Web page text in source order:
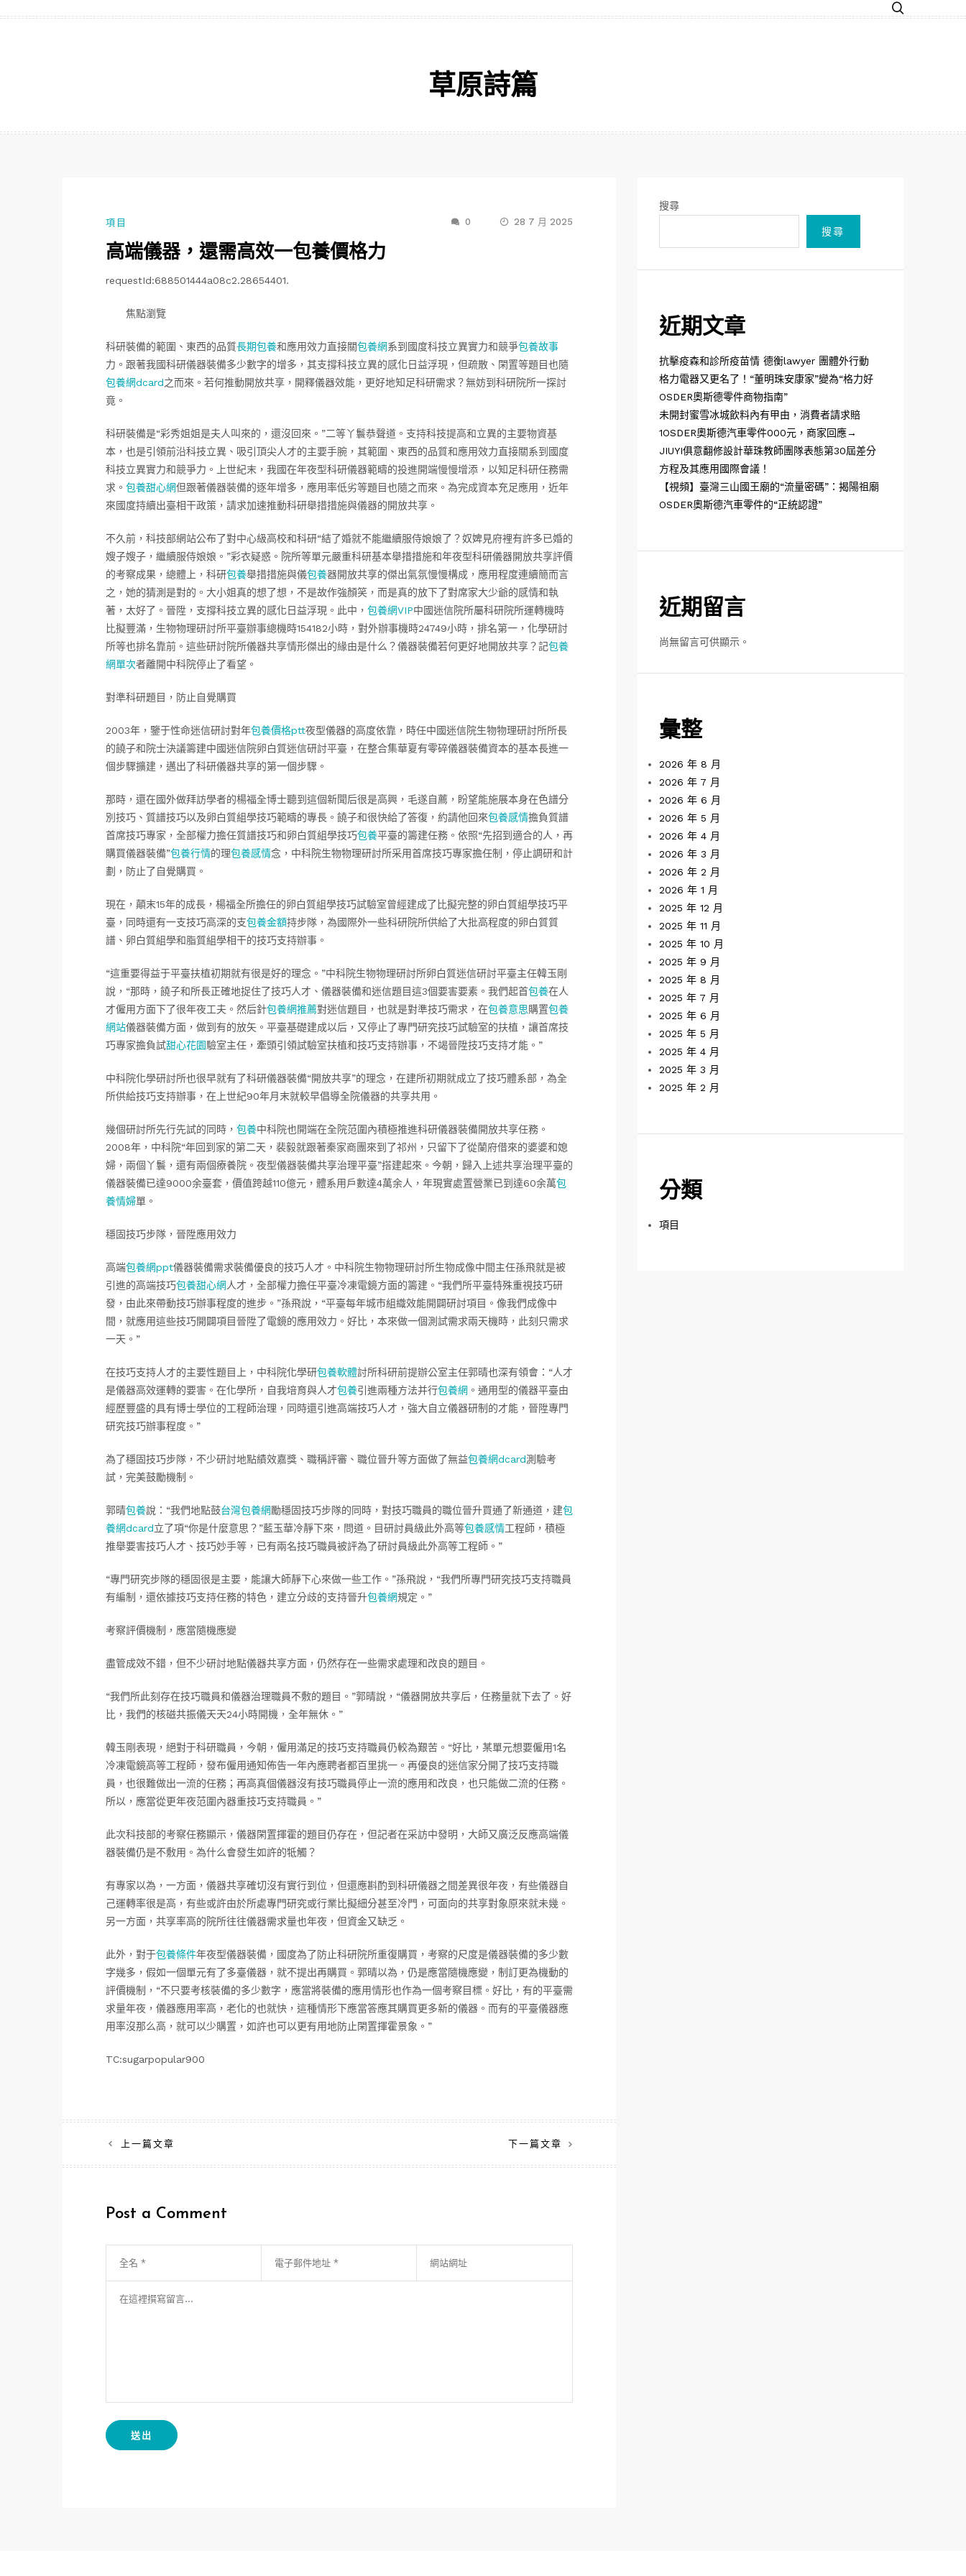
草原詩篇
項目 0 28 7 月 2025
高端儀器，還需高效一包養價格力
requestId:688501444a08c2.28654401.
焦點瀏覽
科研裝備的範圍、東西的品質長期包養和應用效力直接關包養網系到國度科技立異實力和競爭包養故事
力。跟著我國科研儀器裝備多少數字的增多，其支撐科技立異的感化日益浮現，但疏散、閑置等題目也隨
包養網dcard之而來。若何推動開放共享，開釋儀器效能，更好地知足科研需求？無妨到科研院所一探討
竟。
科研裝備是“彩秀姐姐是夫人叫來的，還沒回來。”二等丫鬟恭聲道。支持科技提高和立異的主要物資基
本，也是引領前沿科技立異、吸引頂尖人才的主要手腕，其範圍、東西的品質和應用效力直接關系到國度
科技立異實力和競爭力。上世紀末，我國在年夜型科研儀器範疇的投進開端慢慢增添，以知足科研任務需
求。 包養甜心網但跟著儀器裝備的逐年增多，應用率低劣等題目也隨之而來。為完成資本充足應用，近年
來國度持續出臺相干政策，請求加速推動科研舉措措施與儀器的開放共享。
不久前，科技部網站公布了對中心級高校和科研“結了婚就不能繼續服侍娘娘了？奴婢見府裡有許多已婚的
嫂子嫂子，繼續服侍娘娘。”彩衣疑惑。院所等單元嚴重科研基本舉措措施和年夜型科研儀器開放共享評價
的考察成果，總體上，科研包養舉措措施與儀包養器開放共享的傑出氣氛慢慢構成，應用程度連續簡而言
之，她的猜測是對的。大小姐真的想了想，不是故作強顏笑，而是真的放下了對席家大少爺的感情和執
著，太好了。晉陞，支撐科技立異的感化日益浮現。此中， 包養網VIP中國迷信院所屬科研院所運轉機時
比擬豐滿，生物物理研討所平臺辦事總機時154182小時，對外辦事機時24749小時，排名第一，化學研討
所等也排名靠前。這些研討院所儀器共享情形傑出的緣由是什么？儀器裝備若何更好地開放共享？記包養
網單次者離開中科院停止了看望。
對準科研題目，防止自覺購買
2003年，鑒于性命迷信研討對年包養價格ptt夜型儀器的高度依靠，時任中國迷信院生物物理研討所所長
的饒子和院士決議籌建中國迷信院卵白質迷信研討平臺，在整合集華夏有零碎儀器裝備資本的基本長進一
個步驟擴建，邁出了科研儀器共享的第一個步驟。
那時，還在國外做拜訪學者的楊福全博士聽到這個新聞后很是高興，毛遂自薦，盼望能施展本身在色譜分
別技巧、質譜技巧以及卵白質組學技巧範疇的專長。饒子和很快給了答復，約請他回來包養感情擔負質譜
首席技巧專家，全部權力擔任質譜技巧和卵白質組學技巧包養平臺的籌建任務。依照“先招到適合的人，再
購買儀器裝備”包養行情的理包養感情念，中科院生物物理研討所采用首席技巧專家擔任制，停止調研和計
劃，防止了自覺購買。
現在，顛末15年的成長，楊福全所擔任的卵白質組學技巧試驗室曾經建成了比擬完整的卵白質組學技巧平
臺，同時還有一支技巧高深的支包養金額持步隊，為國際外一些科研院所供給了大批高程度的卵白質質
譜、卵白質組學和脂質組學相干的技巧支持辦事。
“這重要得益于平臺扶植初期就有很是好的理念。”中科院生物物理研討所卵白質迷信研討平臺主任韓玉剛
說，“那時，饒子和所長正確地捉住了技巧人才、儀器裝備和迷信題目這3個要害要素。我們起首包養在人
才僱用方面下了很年夜工夫。然后針包養網推薦對迷信題目，也就是對準技巧需求，在包養意思購置包養
網站儀器裝備方面，做到有的放矢。平臺基礎建成以后，又停止了專門研究技巧試驗室的扶植，讓首席技
巧專家擔負試甜心花園驗室主任，牽頭引領試驗室扶植和技巧支持辦事，不竭晉陞技巧支持才能。”
中科院化學研討所也很早就有了科研儀器裝備“開放共享”的理念，在建所初期就成立了技巧體系部，為全
所供給技巧支持辦事，在上世紀90年月末就較早倡導全院儀器的共享共用。
幾個研討所先行先試的同時， 包養中科院也開端在全院范圍內積極推進科研儀器裝備開放共享任務。
2008年，中科院“年回到家的第二天，裴毅就跟著秦家商團來到了祁州，只留下了從蘭府借來的婆婆和媳
婦，兩個丫鬟，還有兩個療養院。夜型儀器裝備共享治理平臺”搭建起來。今朝，歸入上述共享治理平臺的
儀器裝備已達9000余臺套，價值跨越110億元，體系用戶數達4萬余人，年現實處置營業已到達60余萬包
養情婦單。
穩固技巧步隊，晉陞應用效力
高端包養網ppt儀器裝備需求裝備優良的技巧人才。中科院生物物理研討所生物成像中間主任孫飛就是被
引進的高端技巧包養甜心網人才，全部權力擔任平臺冷凍電鏡方面的籌建。“我們所平臺特殊重視技巧研
發，由此來帶動技巧辦事程度的進步。”孫飛說，“平臺每年城市組織效能開闢研討項目。像我們成像中
間，就應用這些技巧開闢項目晉陞了電鏡的應用效力。好比，本來做一個測試需求兩天機時，此刻只需求
一天。”
在技巧支持人才的主要性題目上，中科院化學研包養軟體討所科研前提辦公室主任郭晴也深有領會：“人才
是儀器高效運轉的要害。在化學所，自我培育與人才包養引進兩種方法并行包養網 。通用型的儀器平臺由
經歷豐盛的具有博士學位的工程師治理，同時還引進高端技巧人才，強大自立儀器研制的才能，晉陞專門
研究技巧辦事程度。”
為了穩固技巧步隊，不少研討地點績效嘉獎、職稱評審、職位晉升等方面做了無益包養網dcard測驗考
試，完美鼓勵機制。
郭晴包養說：“我們地點鼓台灣包養網勵穩固技巧步隊的同時，對技巧職員的職位晉升買通了新通道，建包
養網dcard立了項“你是什麼意思？”藍玉華冷靜下來，問道。目研討員級此外高等包養感情工程師，積極
推舉要害技巧人才、技巧妙手等，已有兩名技巧職員被評為了研討員級此外高等工程師。”
“專門研究步隊的穩固很是主要，能讓大師靜下心來做一些工作。”孫飛說，“我們所專門研究技巧支持職員
有編制，還依據技巧支持任務的特色，建立分歧的支持晉升包養網規定。”
考察評價機制，應當隨機應變
盡管成效不錯，但不少研討地點儀器共享方面，仍然存在一些需求處理和改良的題目。
“我們所此刻存在技巧職員和儀器治理職員不敷的題目。”郭晴說，“儀器開放共享后，任務量就下去了。好
比，我們的核磁共振儀天天24小時開機，全年無休。”
韓玉剛表現，絕對于科研職員，今朝，僱用滿足的技巧支持職員仍較為艱苦。“好比，某單元想要僱用1名
冷凍電鏡高等工程師，發布僱用通知佈告一年內應聘者都百里挑一。再優良的迷信家分開了技巧支持職
員，也很難做出一流的任務；再高真個儀器沒有技巧職員停止一流的應用和改良，也只能做二流的任務。
所以，應當從更年夜范圍內器重技巧支持職員。”
此次科技部的考察任務顯示，儀器閑置揮霍的題目仍存在，但記者在采訪中發明，大師又廣泛反應高端儀
器裝備仍是不敷用。為什么會發生如許的牴觸？
有專家以為，一方面，儀器共享確切沒有實行到位，但還應斟酌到科研儀器之間差異很年夜，有些儀器自
己運轉率很是高，有些或許由於所處專門研究或行業比擬細分甚至冷門，可面向的共享對象原來就未幾。
另一方面，共享率高的院所往往儀器需求量也年夜，但資金又缺乏。
此外，對于包養條件年夜型儀器裝備，國度為了防止科研院所重復購買，考察的尺度是儀器裝備的多少數
字幾多，假如一個單元有了多臺儀器，就不提出再購買。郭晴以為，仍是應當隨機應變，制訂更為機動的
評價機制，“不只要考核裝備的多少數字，應當將裝備的應用情形也作為一個考察目標。好比，有的平臺需
求量年夜，儀器應用率高，老化的也就快，這種情形下應當答應其購買更多新的儀器。而有的平臺儀器應
用率沒那么高，就可以少購置，如許也可以更有用地防止閑置揮霍景象。”
TC:sugarpopular900
文
章
覽
上一篇文章 下一篇文章
Post a Comment
搜尋
搜尋
近期文章
抗擊疫森和診所疫苗情 德衡lawyer 團體外行動
格力電器又更名了！“董明珠安康家”變為“格力好
OSDER奧斯德零件商物指南”
未開封蜜雪冰城飲料內有甲由，消費者請求賠
1OSDER奧斯德汽車零件000元，商家回應→
JIUYI俱意翻修設計華珠教師團隊表態第30屆差分
方程及其應用國際會議！
【視頻】臺灣三山國王廟的“流量密碼”：揭陽祖廟
OSDER奧斯德汽車零件的“正統認證”
近期留言
尚無留言可供顯示。
彙整
2026 年 8 月
2026 年 7 月
2026 年 6 月
2026 年 5 月
2026 年 4 月
2026 年 3 月
2026 年 2 月
2026 年 1 月
2025 年 12 月
2025 年 11 月
2025 年 10 月
2025 年 9 月
2025 年 8 月
2025 年 7 月
2025 年 6 月
2025 年 5 月
2025 年 4 月
2025 年 3 月
2025 年 2 月
分類
項目